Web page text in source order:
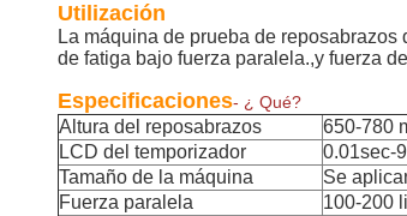
Utilización
La máquina de prueba de
de fatiga bajo fuerza paralela.,y fuerza
Especificaciones- ¿ Qué?
Altura del reposabrazos
650-780
LCD del temporizador
0.01sec-
Tamaño de la máquina
Se
Fuerza paralela
100-200